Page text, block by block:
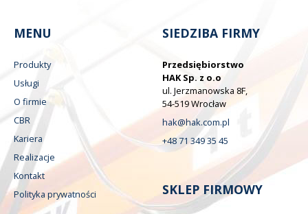
MENU
Produkty
Usługi
O firmie
CBR
Kariera
Realizacje
Kontakt
Polityka prywatności
SIEDZIBA FIRMY
Przedsiębiorstwo
HAK Sp. z o.o
ul. Jerzmanowska 8F,
54-519 Wrocław
hak@hak.com.pl
+48 71 349 35 45
SKLEP FIRMOWY